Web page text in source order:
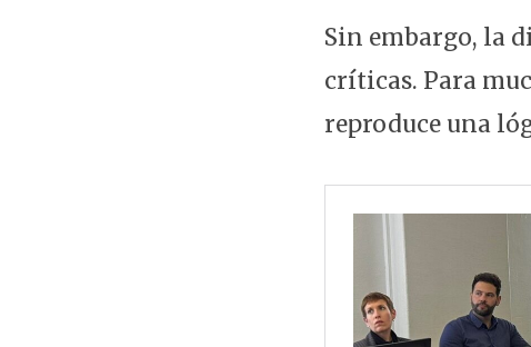
Sin embargo, la
críticas. Para
reproduce una